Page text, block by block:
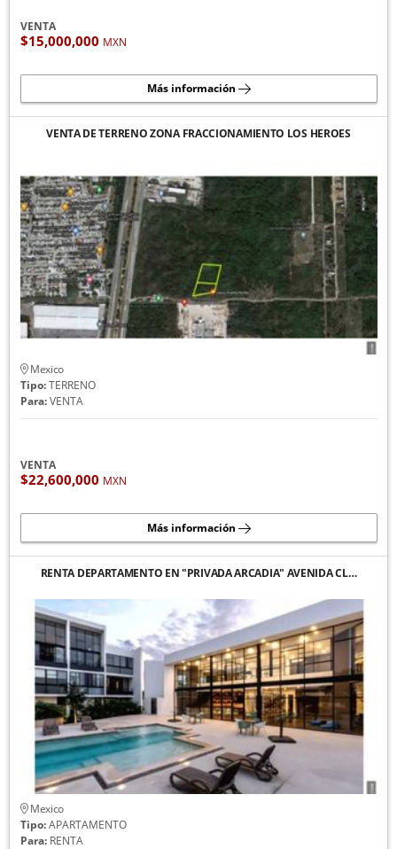
VENTA
$15,000,000 MXN
Más información
VENTA DE TERRENO ZONA FRACCIONAMIENTO LOS HEROES
Mexico
Tipo:TERRENO
Para:VENTA
VENTA
$22,600,000 MXN
Más información
RENTA DEPARTAMENTO EN "PRIVADA ARCADIA" AVENIDA CL…
Mexico
Tipo:APARTAMENTO
Para:RENTA